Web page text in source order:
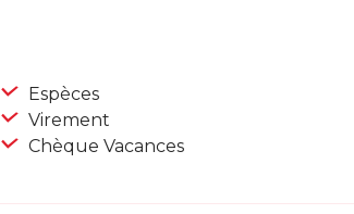
Espèces
Virement
Chèque Vacances